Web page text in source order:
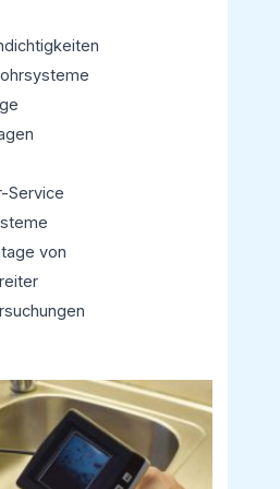
Service
von